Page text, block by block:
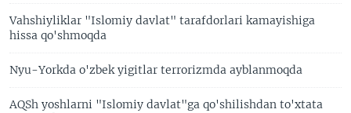
Vahshiyliklar "Islomiy davlat" tarafdorlari kamayishiga
hissa qo'shmoqda
Nyu-Yorkda o'zbek yigitlar terrorizmda ayblanmoqda
AQSh yoshlarni "Islomiy davlat"ga qo'shilishdan to'xtata